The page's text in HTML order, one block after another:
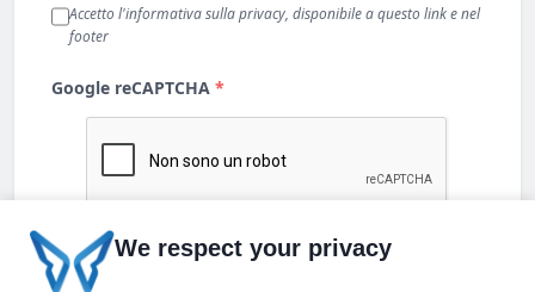
We respect your privacy